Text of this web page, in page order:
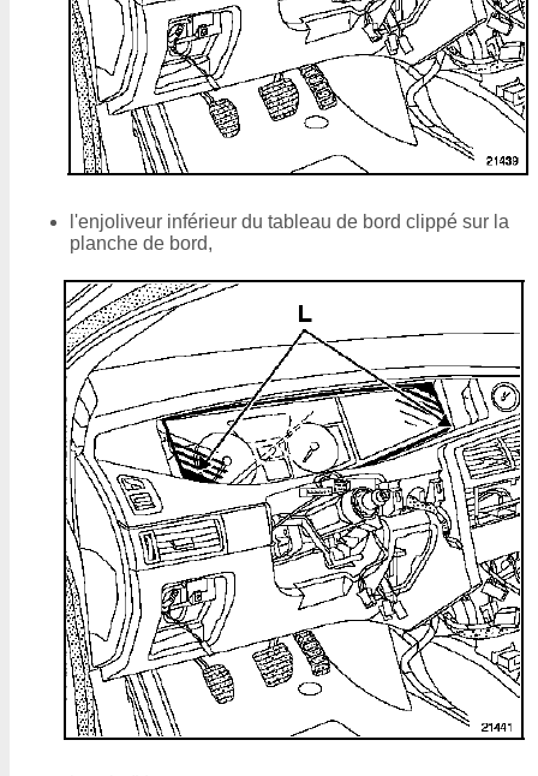
l'enjoliveur inférieur du tableau de bord clippé sur la
planche de bord,